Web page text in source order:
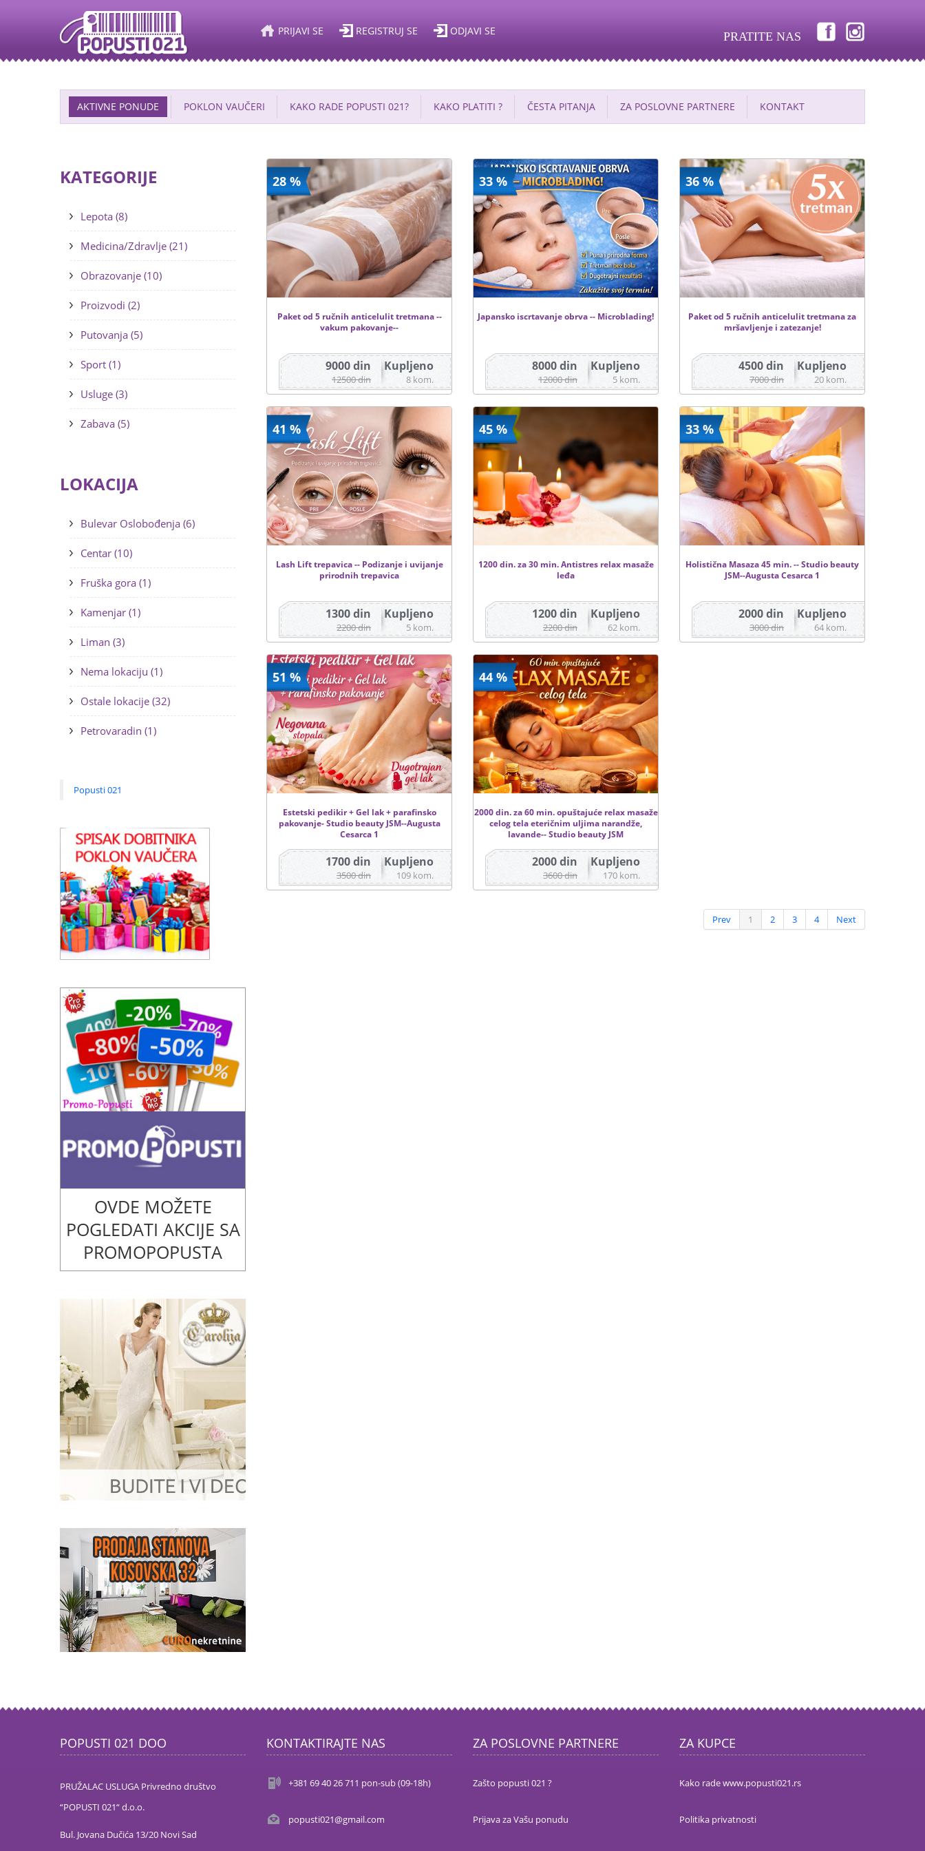
PRIJAVI SE REGISTRUJ SE ODJAVI SE PRATITE NAS
AKTIVNE PONUDE POKLON VAUČERI KAKO RADE POPUSTI 021? KAKO PLATITI ? ČESTA PITANJA ZA POSLOVNE PARTNERE KONTAKT
KATEGORIJE
Lepota (8)
Medicina/Zdravlje (21)
Obrazovanje (10)
Proizvodi (2)
Putovanja (5)
Sport (1)
Usluge (3)
Zabava (5)
LOKACIJA
Bulevar Oslobođenja (6)
Centar (10)
Fruška gora (1)
Kamenjar (1)
Liman (3)
Nema lokaciju (1)
Ostale lokacije (32)
Petrovaradin (1)
Popusti 021
OVDE MOŽETE
POGLEDATI AKCIJE SA
PROMOPOPUSTA
28 %
Paket od 5 ručnih anticelulit tretmana --
vakum pakovanje--
Kupljeno
8 kom.
9000 din
12500 din
33 %
Japansko iscrtavanje obrva -- Microblading!
Kupljeno
5 kom.
8000 din
12000 din
36 %
Paket od 5 ručnih anticelulit tretmana za
mršavljenje i zatezanje!
Kupljeno
20 kom.
4500 din
7000 din
41 %
Lash Lift trepavica -- Podizanje i uvijanje
prirodnih trepavica
Kupljeno
5 kom.
1300 din
2200 din
45 %
1200 din. za 30 min. Antistres relax masaže
leđa
Kupljeno
62 kom.
1200 din
2200 din
33 %
Holistična Masaza 45 min. -- Studio beauty
JSM--Augusta Cesarca 1
Kupljeno
64 kom.
2000 din
3000 din
51 %
Estetski pedikir + Gel lak + parafinsko
pakovanje- Studio beauty JSM--Augusta
Cesarca 1
Kupljeno
109 kom.
1700 din
3500 din
44 %
2000 din. za 60 min. opuštajuće relax masaže
celog tela eteričnim uljima narandže,
lavande-- Studio beauty JSM
Kupljeno
170 kom.
2000 din
3600 din
Prev 1 2 3 4 Next
POPUSTI 021 DOO
PRUŽALAC USLUGA Privredno društvo
“POPUSTI 021“ d.o.o.
Bul. Jovana Dučića 13/20 Novi Sad
KONTAKTIRAJTE NAS
+381 69 40 26 711 pon-sub (09-18h)
popusti021@gmail.com
ZA POSLOVNE PARTNERE
Zašto popusti 021 ?
Prijava za Vašu ponudu
ZA KUPCE
Kako rade www.popusti021.rs
Politika privatnosti